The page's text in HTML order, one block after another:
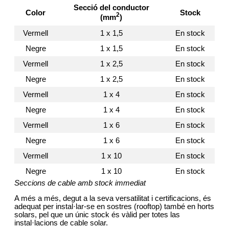
Color
Secció del conductor
(mm2)
Stock
Vermell 1 x 1,5
En stock
Negre
1 x 1,5
En stock
Vermell
1 x 2,5
En stock
Negre
1 x 2,5
En stock
Vermell
1 x 4
En stock
Negre
1 x 4
En stock
Vermell
1 x 6
En stock
Negre
1 x 6
En stock
Vermell
1 x 10
En stock
Negre
1 x 10
En stock
Seccions de cable amb stock immediat
A més a més, degut a la seva versatilitat i certificacions, és
adequat per instal·lar-se en sostres (rooftop) també en horts
solars, pel que un únic stock és vàlid per totes las
instal·lacions de cable solar.